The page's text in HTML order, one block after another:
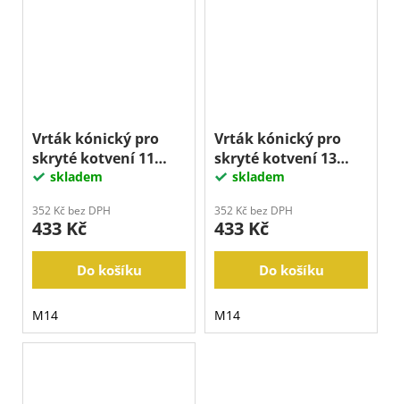
Vrták kónický pro
skryté kotvení 11
mmskladem
352 Kč bez DPH
433 Kč
Do košíku
M14
Vrták kónický pro
skryté kotvení 13
mmskladem
352 Kč bez DPH
433 Kč
Do košíku
M14